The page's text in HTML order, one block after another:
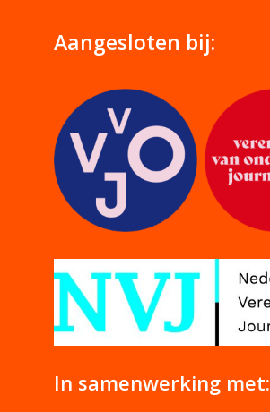
Aangesloten bij:
In samenwerking met: